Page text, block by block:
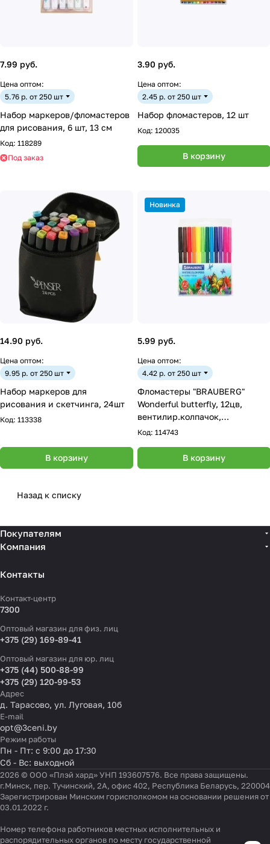
7.99 руб.
Цена оптом:
5.76 р. от 250 шт
Набор маркеров/фломастеров
для рисования, 6 шт, 13 cм
Код: 118289
Под заказ
3.90 руб.
Цена оптом:
2.45 р. от 250 шт
Набор фломастеров, 12 шт
Код: 120035
В корзину
14.90 руб.
Цена оптом:
9.95 р. от 250 шт
Набор маркеров для
рисования и скетчинга, 24шт
Код: 113338
В корзину
Новинка
5.99 руб.
Цена оптом:
4.42 р. от 250 шт
Фломастеры "BRAUBERG"
Wonderful butterfly, 12цв,
вентилир.колпачок,
пласт.упаковка
Код: 114743
В корзину
Назад к списку
Покупателям
Компания
Контакты
Контакт-центр
7300
Оптовый магазин для физ. лиц
+375 (29) 169-89-41
Оптовый магазин для юр. лиц
+375 (44) 500-88-99
+375 (29) 120-99-53
Адрес
д. Тарасово, ул. Луговая, 10б
E-mail
opt@3ceni.by
Режим работы
Пн - Пт: с 9:00 до 17:30
Сб - Вс: выходной
2026 © ООО «Плэй хард» УНП 193607576. Все права защищены.
г.Минск, пер. Тучинский, 2А, офис 402, Республика Беларусь, 220004
Зарегистрирован Минским горисполкомом на основании решения от
03.01.2022 г.
Номер телефона работников местных исполнительных и
распорядительных органов по месту государственной
Настройки файлов cookie